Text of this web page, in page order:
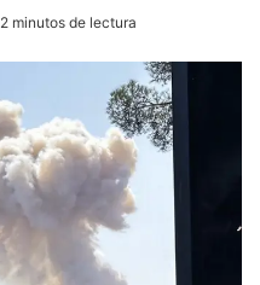
2 minutos de lectura